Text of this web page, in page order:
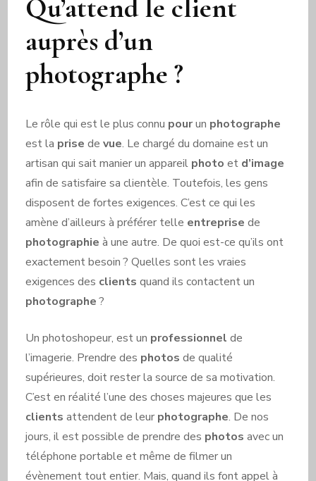
Qu’attend le client
auprès d’un
photographe ?
Le rôle qui est le plus connu pourun photographe
est la prise devue. Le chargé du domaine est un
artisan qui sait manier un appareil photo et d’image
afin de satisfaire sa clientèle. Toutefois, les gens
disposent de fortes exigences. C’est ce qui les
amène d’ailleurs à préférer telle entreprise de
photographie à une autre. De quoi est-ce qu’ils ont
exactement besoin ? Quelles sont les vraies
exigences des clients quand ils contactent un
photographe?
Un photoshopeur, est un professionnel de
l’imagerie. Prendre des photos de qualité
supérieures, doit rester la source de sa motivation.
C’est en réalité l’une des choses majeures que les
clients attendent de leur photographe. De nos
jours, il est possible de prendre des photos avec un
téléphone portable et même de filmer un
évènement tout entier. Mais, quand ils font appel à